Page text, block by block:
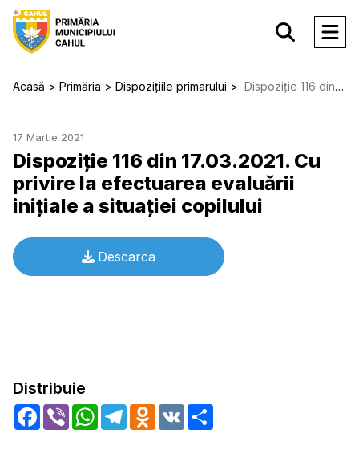
Acasă Primăria Dispozițiile primarului Dispoziție 116 din 17.03.2021. Cu privire la efectuarea evaluării iniţiale a situaţiei copilului
17 Martie 2021
Dispoziție 116 din 17.03.2021. Cu
privire la efectuarea evaluării
iniţiale a situaţiei copilului
Descarca
Distribuie
Facebook
Viber WhatsApp
TelegramOdnoklassniki
VK